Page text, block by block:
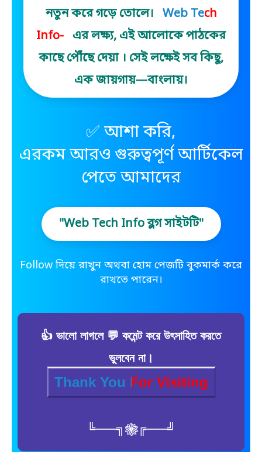
নতুন করে গড়ে তোলে।
Web Tech
Info-
এর লক্ষ্য, এই আলোকে পাঠকের
কাছে পৌঁছে দেয়া । সেই লক্ষেই সব কিছু,
এক জায়গায়—বাংলায়।
✅ আশা করি,
এরকম আরও গুরুত্বপূর্ণ আর্টিকেল
পেতে আমাদের
"Web Tech Info ব্লগ সাইটটি"
Follow দিয়ে রাখুন অথবা হোম পেজটি বুকমার্ক করে
রাখতে পারেন।
👍 ভালো লাগলে 💬 কমেন্ট করে উৎসাহিত করতে
ভুলবেন না।
Thank You For Visiting
╚⏤⏤⏤╗❀╔⏤⏤⏤╝